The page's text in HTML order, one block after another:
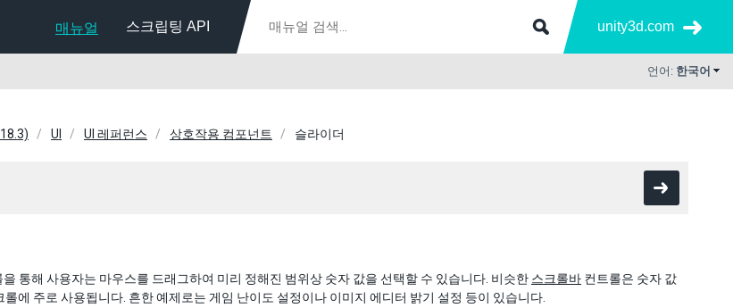
매뉴얼 스크립팅 API unity3d.com
언어: 한국어
UI UI 레퍼런스 상호작용 컴포넌트 슬라이더
을 통해 사용자는 마우스를 드래그하여 미리 정해진 범위상 숫자 값을 선택할 수 있습니다. 비슷한 스크롤바 컨트롤은 숫자 값
에 주로 사용됩니다. 흔한 예제로는 게임 난이도 설정이나 이미지 에디터 밝기 설정 등이 있습니다.